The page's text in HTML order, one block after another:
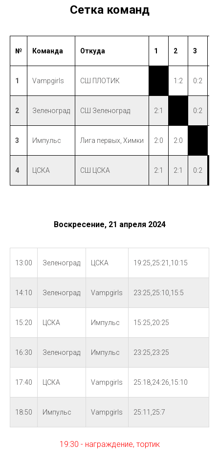
Сетка команд
№ Команда Откуда 1 2 3
1 Vampgirls СШ ПЛОТИК 1:2 0:2
2 Зеленоград СШ Зеленоград 2:1 0:2
3 Импульс Лига первых, Химки 2:0 2:0
4 ЦСКА СШ ЦСКА 2:1 2:1 0:2
Воскресение, 21 апреля 2024
13:00 Зеленоград ЦСКА 19:25,25:21,10:15
14:10 Зеленоград Vampgirls 23:25,25:10,15:5
15:20 ЦСКА Импульс 15:25,20:25
16:30 Зеленоград Импульс 23:25,23:25
17:40 ЦСКА Vampgirls 25:18,24:26,15:10
18:50 Импульс Vampgirls 25:11,25:7
19:30 - награждение, тортик